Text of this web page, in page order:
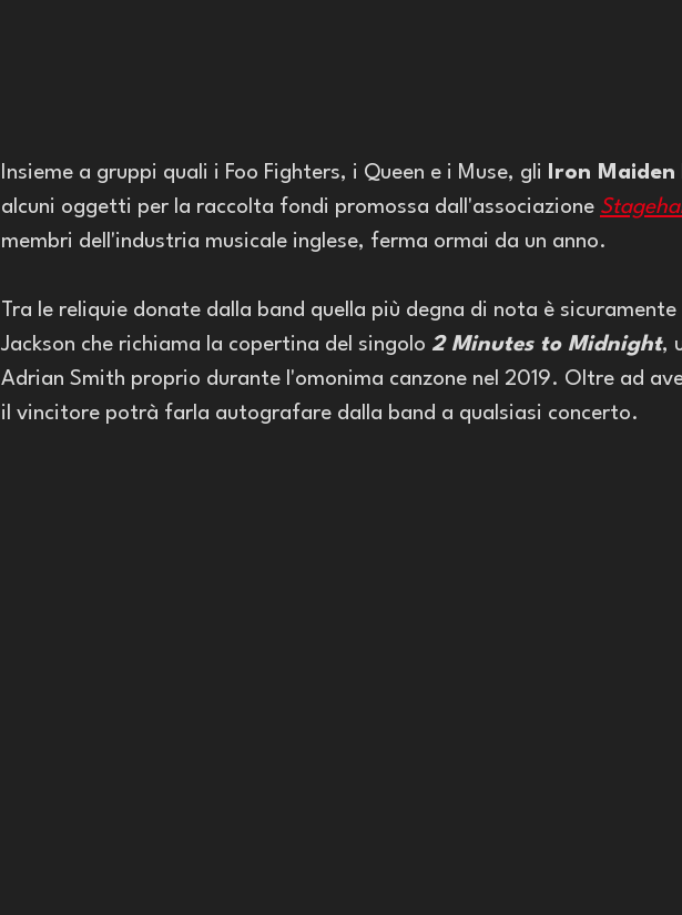
Insieme a gruppi quali i Foo Fighters, i Queen e i Muse, gli Iron Maiden
alcuni oggetti per la raccolta fondi promossa dall'associazione
membri dell'industria musicale inglese, ferma ormai da un anno.
Tra le reliquie donate dalla band quella più degna di nota è
Jackson che richiama la copertina del singolo 2 Minutes to Midnight,
Adrian Smith proprio durante l'omonima canzone nel 2019. Oltre ad
il vincitore potrà farla autografare dalla band a qualsiasi concerto.